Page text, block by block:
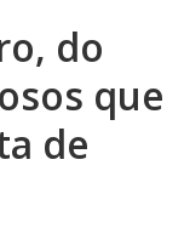
do
que
de